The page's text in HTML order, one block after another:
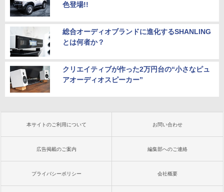
色登場!!
総合オーディオブランドに進化するSHANLING
とは何者か？
クリエイティブが作った2万円台の“小さなピュ
アオーディオスピーカー”
本サイトのご利用について お問い合わせ
広告掲載のご案内 編集部へのご連絡
プライバシーポリシー 会社概要